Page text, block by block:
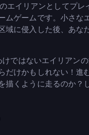
エイリアンとしてプ
ムゲームです。小さ
に侵入した後、あな
ではないエイリアン
けかもしれない！
描くように走るのか